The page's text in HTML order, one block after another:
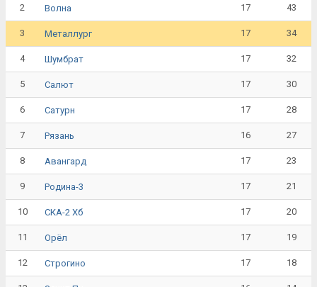
2 Волна 17 43
3 Металлург 17 34
4 Шумбрат 17 32
5 Салют 17 30
6 Сатурн 17 28
7 Рязань 16 27
8 Авангард 17 23
9 Родина-3 17 21
10 СКА-2 Хб 17 20
11 Орёл 17 19
12 Строгино 17 18